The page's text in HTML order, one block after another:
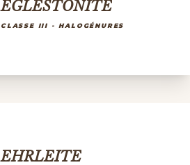
EGLESTONITE
CLASSE III - HALOGÉNURES
EHRLEITE